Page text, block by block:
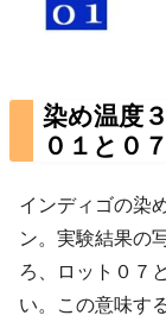
染め温度
０１と０
インディゴの染
ン。実験結果の
ろ、ロット０７
い。この意味